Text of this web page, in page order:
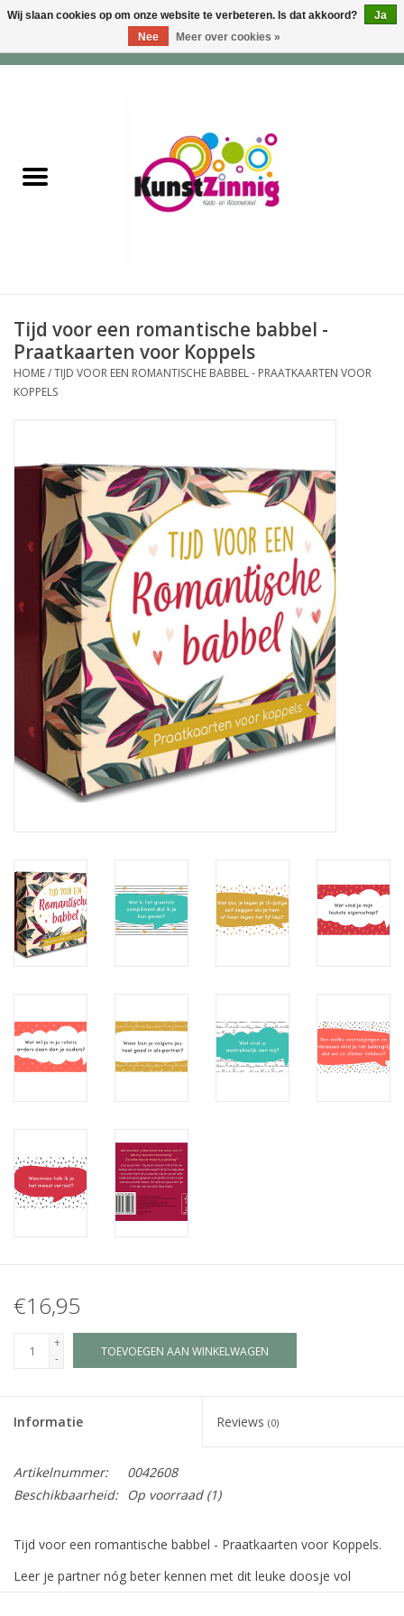
Wonen & Lifestyle
Tassen & Portemonnees
Kinderen
Cadeauboeken
Stationery & Gifts
Sieraden
Hebbedingen
Thee, Koffie & wat Lekkers
Wenskaarten
Brievenbus Kadootjes
Kadobonnen
Merken
Tijd voor een romantische babbel -
Praatkaarten voor Koppels
HOME/TIJD VOOR EEN ROMANTISCHE BABBEL - PRAATKAARTEN VOOR
KOPPELS
€16,95
+
-
TOEVOEGEN AAN WINKELWAGEN
Informatie Reviews (0)
Artikelnummer:
0042608
Beschikbaarheid:
Op voorraad(1)
Tijd voor een romantische babbel - Praatkaarten voor Koppels.
Leer je partner nóg beter kennen met dit leuke doosje vol
Wij slaan cookies op om onze website te verbeteren. Is dat akkoord?
Ja
Nee
Meer over cookies »